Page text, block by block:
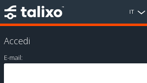
IT
Accedi
E-mail: